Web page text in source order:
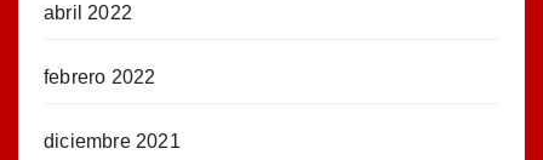
abril 2022
febrero 2022
diciembre 2021